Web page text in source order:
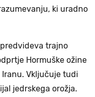
ki uradno
trajno
Hormuške ožine
Vključuje tudi
jedrskega orožja.